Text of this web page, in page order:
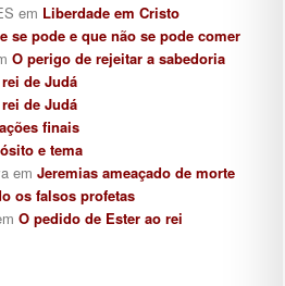
em Liberdade em Cristo
se pode e que não se pode comer
O perigo de rejeitar a sabedoria
de Judá
de Judá
finais
e tema
em Jeremias ameaçado de morte
os falsos profetas
O pedido de Ester ao rei